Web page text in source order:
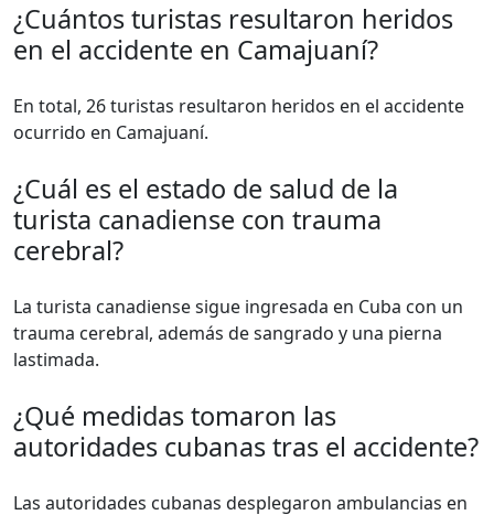
¿Cuántos turistas resultaron heridos
en el accidente en Camajuaní?
En total, 26 turistas resultaron heridos en el accidente
ocurrido en Camajuaní.
¿Cuál es el estado de salud de la
turista canadiense con trauma
cerebral?
La turista canadiense sigue ingresada en Cuba con un
trauma cerebral, además de sangrado y una pierna
lastimada.
¿Qué medidas tomaron las
autoridades cubanas tras el accidente?
Las autoridades cubanas desplegaron ambulancias en